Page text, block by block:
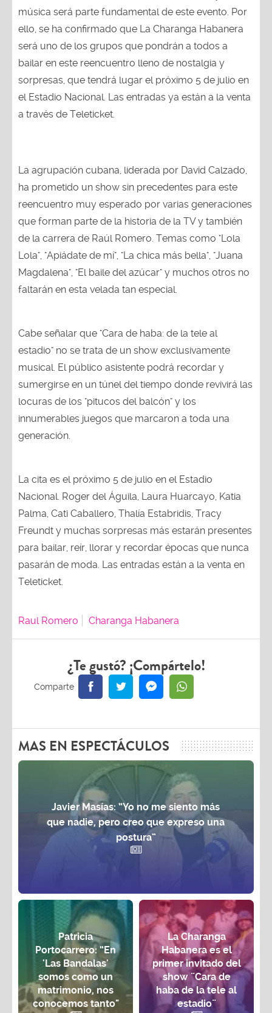
música será parte fundamental de este evento. Por
ello, se ha confirmado que La Charanga Habanera
será uno de los grupos que pondrán a todos a
bailar en este reencuentro lleno de nostalgia y
sorpresas, que tendrá lugar el próximo 5 de julio en
el Estadio Nacional. Las entradas ya están a la venta
a través de Teleticket.
La agrupación cubana, liderada por David Calzado,
ha prometido un show sin precedentes para este
reencuentro muy esperado por varias generaciones
que forman parte de la historia de la TV y también
de la carrera de Raúl Romero. Temas como "Lola
Lola", "Apiádate de mí", "La chica más bella", "Juana
Magdalena", "El baile del azúcar" y muchos otros no
faltarán en esta velada tan especial.
Cabe señalar que "Cara de haba: de la tele al
estadio" no se trata de un show exclusivamente
musical. El público asistente podrá recordar y
sumergirse en un túnel del tiempo donde revivirá las
locuras de los "pitucos del balcón" y los
innumerables juegos que marcaron a toda una
generación.
La cita es el próximo 5 de julio en el Estadio
Nacional. Roger del Águila, Laura Huarcayo, Katia
Palma, Cati Caballero, Thalía Estabridis, Tracy
Freundt y muchas sorpresas más estarán presentes
para bailar, reír, llorar y recordar épocas que nunca
pasarán de moda. Las entradas están a la venta en
Teleticket.
Raul Romero Charanga Habanera
¿Te gustó? ¡Compártelo!
MAS EN ESPECTÁCULOS
Javier Masías: “Yo no me siento más
que nadie, pero creo que expreso una
postura”
Patricia
Portocarrero: “En
'Las Bandalas'
somos como un
matrimonio, nos
conocemos tanto"
La Charanga
Habanera es el
primer invitado del
show ¨Cara de
haba de la tele al
estadio¨